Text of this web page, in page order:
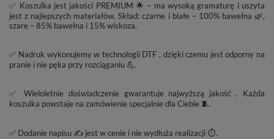
✅ Koszulka jest jakości PREMIUM 🌟 – ma wysoką gramaturę i uszyta
jest z najlepszych materiałów. Skład: czarne i białe – 100% bawełna 🌿,
szare – 85% bawełna i 15% wiskoza.
✅ Nadruk wykonujemy w technologii DTF , dzięki czemu jest odporny na
pranie i nie pęka przy rozciąganiu 💪.
✅ Wieloletnie doświadczenie gwarantuje najwyższą jakość . Każda
koszulka powstaje na zamówienie specjalnie dla Ciebie 🧵.
✅ Dodanie napisu ✍️ jest w cenie i nie wydłuża realizacji ⏱️.